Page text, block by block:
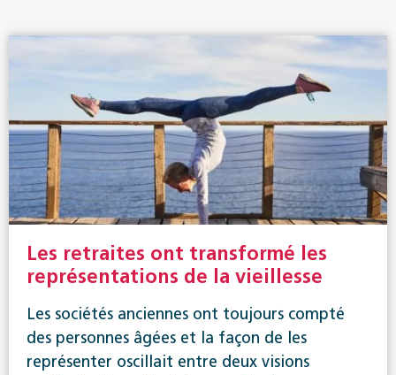
Les retraites ont transformé les
représentations de la vieillesse
Les sociétés anciennes ont toujours compté
des personnes âgées et la façon de les
représenter oscillait entre deux visions